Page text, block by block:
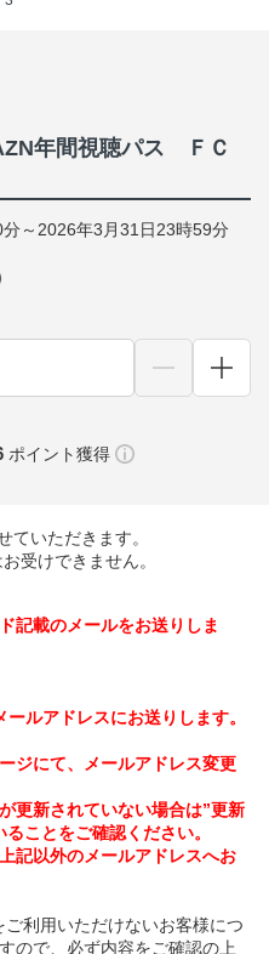
年間視聴パス ＦＣ
～2026年3月31日23時59分
ポイント獲得
いただきます。
受けできません。
記載のメールをお送りしま
ルアドレスにお送りします。
ジにて、メールアドレス変更
更新されていない場合は”更新
ことをご確認ください。
記以外のメールアドレスへお
利用いただけないお客様につ
ので、必ず内容をご確認の上